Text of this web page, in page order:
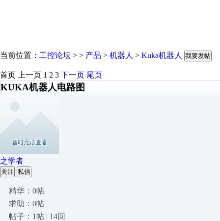
当前位置： 工控论坛 > > 产品 > 机器人 > Kuka机器人 我要发帖
首页 上一页 1 2 3 下一页 尾页
KUKA机器人电路图
之学者
关注 私信
精华：0帖
求助：0帖
帖子：1帖 | 14回